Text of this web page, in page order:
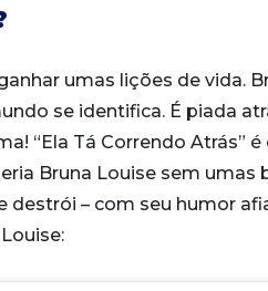
umas lições de vida.
se identifica. É piada
“Ela Tá Correndo Atrás”
Bruna Louise sem
destrói – com seu humor